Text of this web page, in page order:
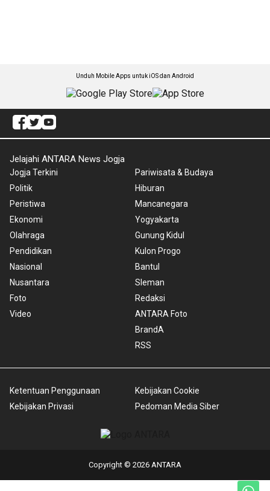
Unduh Mobile Apps untuk iOS dan Android
Jelajahi ANTARA News Jogja
Jogja Terkini
Politik
Peristiwa
Ekonomi
Olahraga
Pendidikan
Nasional
Nusantara
Foto
Video
Pariwisata & Budaya
Hiburan
Mancanegara
Yogyakarta
Gunung Kidul
Kulon Progo
Bantul
Sleman
Redaksi
ANTARA Foto
BrandA
RSS
Ketentuan Penggunaan
Kebijakan Privasi
Kebijakan Cookie
Pedoman Media Siber
Copyright © 2026 ANTARA